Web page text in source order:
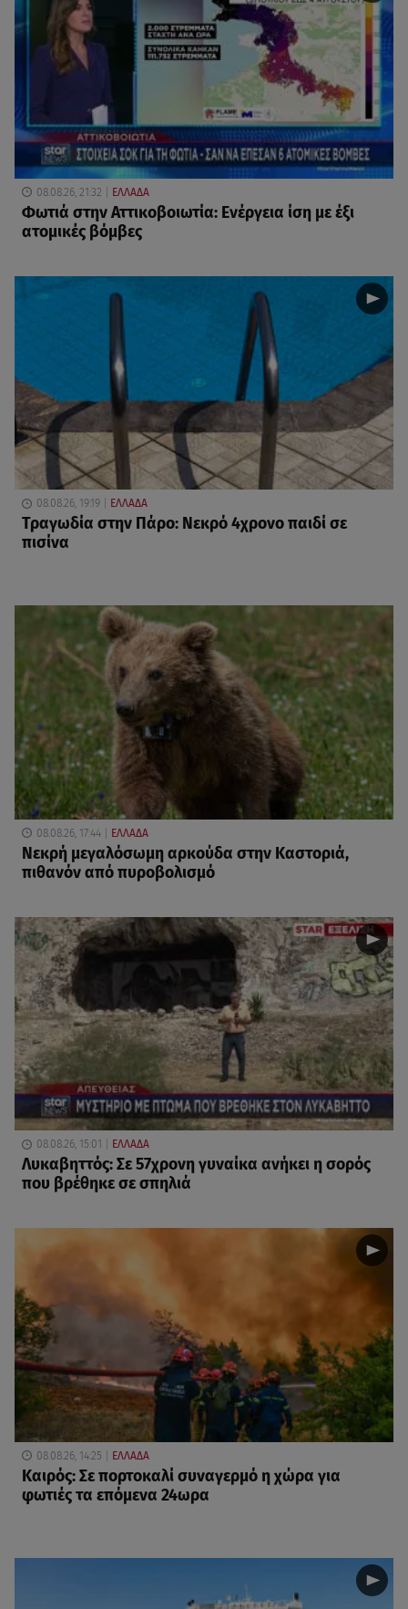
08.08.26, 21:32 ΕΛΛΑΔΑ
Φωτιά στην Αττικοβοιωτία: Ενέργεια ίση με έξι
ατομικές βόμβες
08.08.26, 19:19 ΕΛΛΑΔΑ
Τραγωδία στην Πάρο: Νεκρό 4χρονο παιδί σε
πισίνα
08.08.26, 17:44 ΕΛΛΑΔΑ
Νεκρή μεγαλόσωμη αρκούδα στην Καστοριά,
πιθανόν από πυροβολισμό
08.08.26, 15:01 ΕΛΛΑΔΑ
Λυκαβηττός: Σε 57χρονη γυναίκα ανήκει η σορός
που βρέθηκε σε σπηλιά
08.08.26, 14:25 ΕΛΛΑΔΑ
Καιρός: Σε πορτοκαλί συναγερμό η χώρα για
φωτιές τα επόμενα 24ωρα